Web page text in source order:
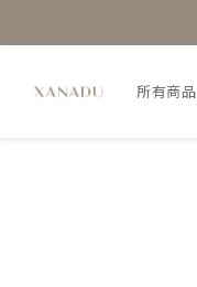
所有商品